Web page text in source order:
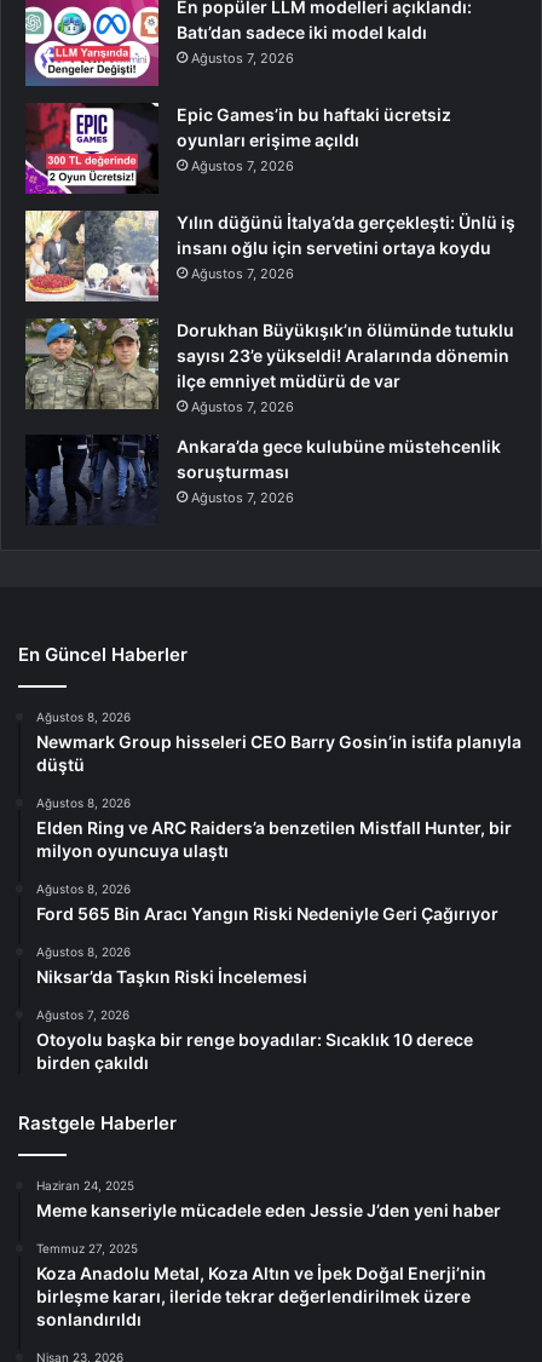
En popüler LLM modelleri açıklandı:
Batı’dan sadece iki model kaldı
Ağustos 7, 2026
Epic Games’in bu haftaki ücretsiz
oyunları erişime açıldı
Ağustos 7, 2026
Yılın düğünü İtalya’da gerçekleşti: Ünlü iş
insanı oğlu için servetini ortaya koydu
Ağustos 7, 2026
Dorukhan Büyükışık’ın ölümünde tutuklu
sayısı 23’e yükseldi! Aralarında dönemin
ilçe emniyet müdürü de var
Ağustos 7, 2026
Ankara’da gece kulubüne müstehcenlik
soruşturması
Ağustos 7, 2026
En Güncel Haberler
Ağustos 8, 2026
Newmark Group hisseleri CEO Barry Gosin’in istifa planıyla
düştü
Ağustos 8, 2026
Elden Ring ve ARC Raiders’a benzetilen Mistfall Hunter, bir
milyon oyuncuya ulaştı
Ağustos 8, 2026
Ford 565 Bin Aracı Yangın Riski Nedeniyle Geri Çağırıyor
Ağustos 8, 2026
Niksar’da Taşkın Riski İncelemesi
Ağustos 7, 2026
Otoyolu başka bir renge boyadılar: Sıcaklık 10 derece
birden çakıldı
Rastgele Haberler
Haziran 24, 2025
Meme kanseriyle mücadele eden Jessie J’den yeni haber
Temmuz 27, 2025
Koza Anadolu Metal, Koza Altın ve İpek Doğal Enerji’nin
birleşme kararı, ileride tekrar değerlendirilmek üzere
sonlandırıldı
Nisan 23, 2026